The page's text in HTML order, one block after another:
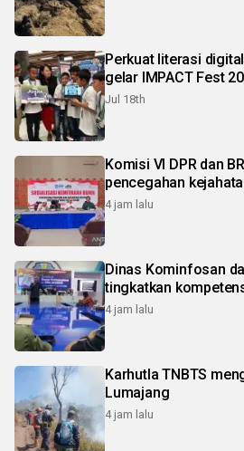
Perkuat literasi
gelar IMPACT Fest
Jul 18th
Komisi VI DPR dan
pencegahan
4 jam lalu
Dinas Kominfosan
tingkatkan
4 jam lalu
Karhutla TNBTS
Lumajang
4 jam lalu